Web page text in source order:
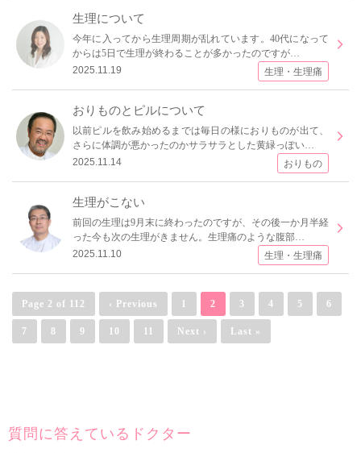
生理について
今年に入ってから生理周期が乱れています。40代になって
からは5日で生理が終わることが多かったのですが…
2025.11.19
生理・生理痛
おりものとピルについて
以前ピルを飲み始めるまでは毎日の様におりものが出て、
さらに体調が悪かったのかサラサラとした黄緑っぽい…
2025.11.14
おりもの
生理がこない
前回の生理は9月末に終わったのですが、その後一か月半経
った今も次の生理がきません。生理痛のような腹部…
2025.11.10
生理・生理痛
Page 2 of 112 ‹ Previous 1 2 3 4 5 6
7 8 9 10 11 Next › Last »
質問に答えているドクター